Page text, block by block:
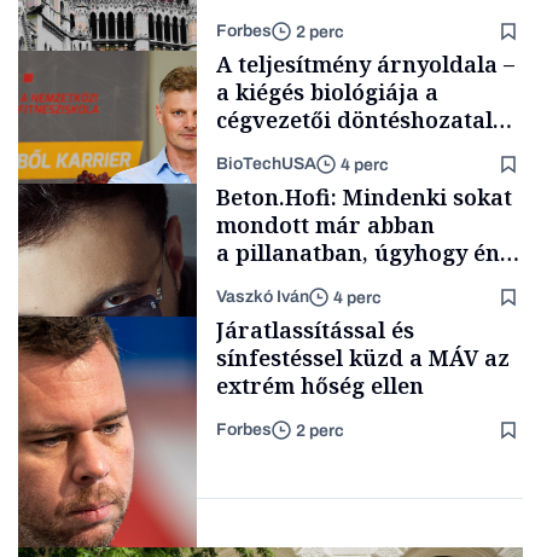
Politika
Forbes 2 perc
Content Lab HUB
A teljesítmény árnyoldala –
a kiégés biológiája a
cégvezetői döntéshozatal
BioTechUSA 4 perc
Forbes-sztori
Beton.Hofi: Mindenki sokat
mondott már abban
a pillanatban, úgyhogy én
a legsarkosabb
gondolataimat akartam
kimondani
Vaszkó Iván 4 perc
Járatlassítással és
sínfestéssel küzd a MÁV az
extrém hőség ellen
Forbes 2 perc